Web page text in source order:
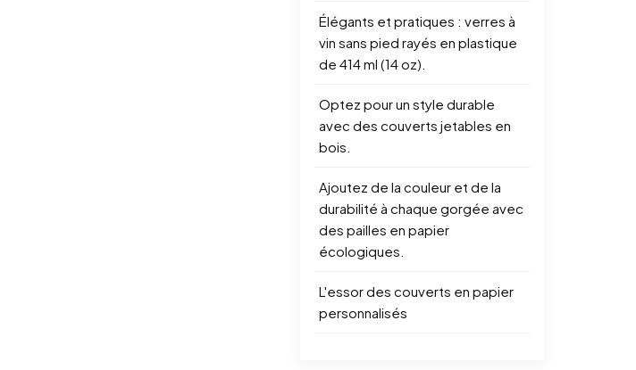
Élégants et pratiques : verres à
vin sans pied rayés en plastique
de 414 ml (14 oz).
Optez pour un style durable
avec des couverts jetables en
bois.
Ajoutez de la couleur et de la
durabilité à chaque gorgée avec
des pailles en papier
écologiques.
L'essor des couverts en papier
personnalisés